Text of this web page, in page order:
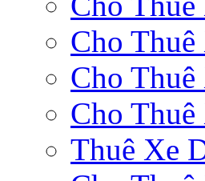
Cho
Cho Thuê
Cho Thuê
Thuê Xe